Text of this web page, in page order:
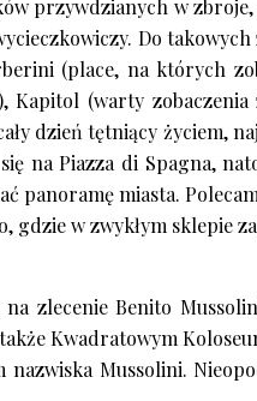
przywdzianych w
Do takowych
(place, na których
Kapitol (warty
dzień tętniący życiem,
na Piazza di Spagna,
panoramę miasta.
w zwykłym sklepie
zlecenie Benito
Kwadratowym
Mussolini.